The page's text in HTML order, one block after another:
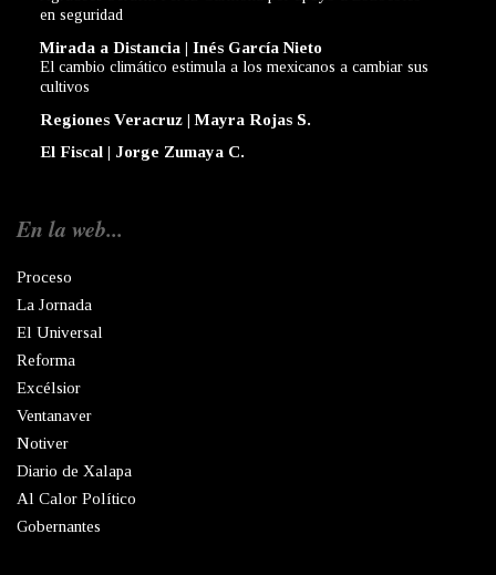
en seguridad
Mirada a Distancia | Inés García Nieto
El cambio climático estimula a los mexicanos a cambiar sus
cultivos
Regiones Veracruz | Mayra Rojas S.
El Fiscal | Jorge Zumaya C.
En la web...
Proceso
La Jornada
El Universal
Reforma
Excélsior
Ventanaver
Notiver
Diario de Xalapa
Al Calor Político
Gobernantes